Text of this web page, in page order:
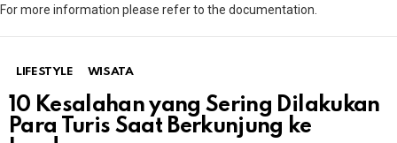
For more information please refer to the documentation.
LIFESTYLE WISATA
10 Kesalahan yang Sering Dilakukan
Para Turis Saat Berkunjung ke